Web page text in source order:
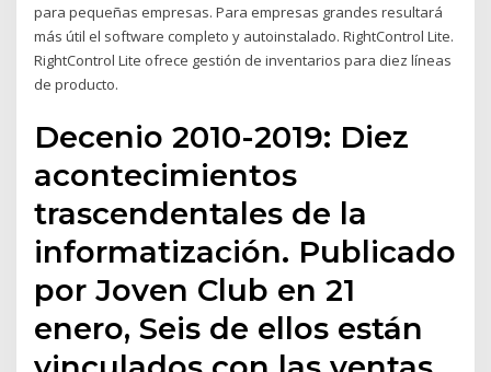
para pequeñas empresas. Para empresas grandes resultará
más útil el software completo y autoinstalado. RightControl Lite.
RightControl Lite ofrece gestión de inventarios para diez líneas
de producto.
Decenio 2010-2019: Diez
acontecimientos
trascendentales de la
informatización. Publicado
por Joven Club en 21
enero, Seis de ellos están